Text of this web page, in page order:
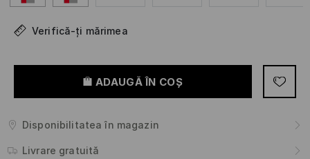
Verifică-ți mărimea
ADAUGĂ ÎN COŞ
Disponibilitatea în magazin
Livrare gratuită